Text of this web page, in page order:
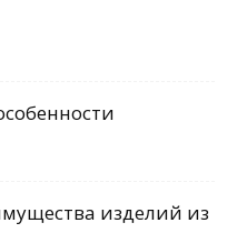
изделий из